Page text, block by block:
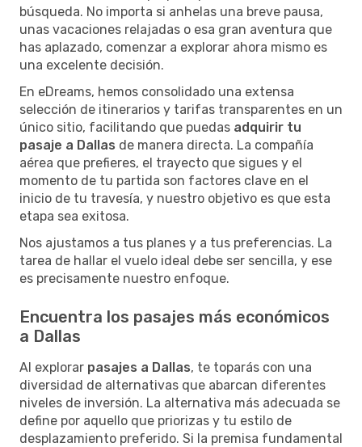
búsqueda. No importa si anhelas una breve pausa,
unas vacaciones relajadas o esa gran aventura que
has aplazado, comenzar a explorar ahora mismo es
una excelente decisión.
En eDreams, hemos consolidado una extensa
selección de itinerarios y tarifas transparentes en un
único sitio, facilitando que puedas adquirir tu
pasaje a Dallas de manera directa. La compañía
aérea que prefieres, el trayecto que sigues y el
momento de tu partida son factores clave en el
inicio de tu travesía, y nuestro objetivo es que esta
etapa sea exitosa.
Nos ajustamos a tus planes y a tus preferencias. La
tarea de hallar el vuelo ideal debe ser sencilla, y ese
es precisamente nuestro enfoque.
Encuentra los pasajes más económicos
a Dallas
Al explorar pasajes a Dallas, te toparás con una
diversidad de alternativas que abarcan diferentes
niveles de inversión. La alternativa más adecuada se
define por aquello que priorizas y tu estilo de
desplazamiento preferido. Si la premisa fundamental